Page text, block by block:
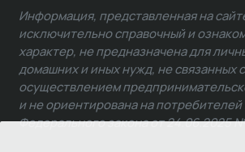
Информация, представленная на
исключительно справочный и
характер, не предназначена для
домашних и иных нужд, не связанных с
осуществлением
и не ориентирована на
Федерального закона от 24.06.2025